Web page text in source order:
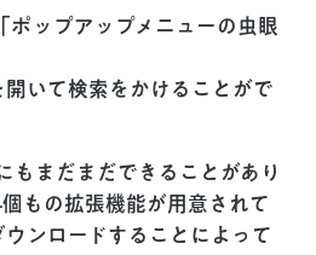
ポップアップメニューの虫眼
いて検索をかけることがで
もまだまだできることがあり
もの拡張機能が用意されて
ンロードすることによって